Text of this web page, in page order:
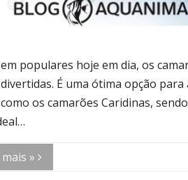
em populares hoje em dia, os
divertidas. É uma ótima opção
como os camarões Caridinas,
»